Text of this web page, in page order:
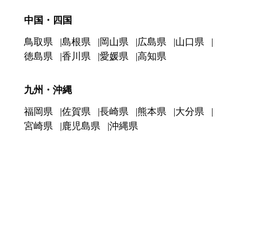
中国・四国
鳥取県 島根県 岡山県 広島県
山口県
徳島県
香川県 愛媛県 高知県
九州・沖縄
福岡県 佐賀県 長崎県 熊本県
大分県
宮崎県
鹿児島県 沖縄県